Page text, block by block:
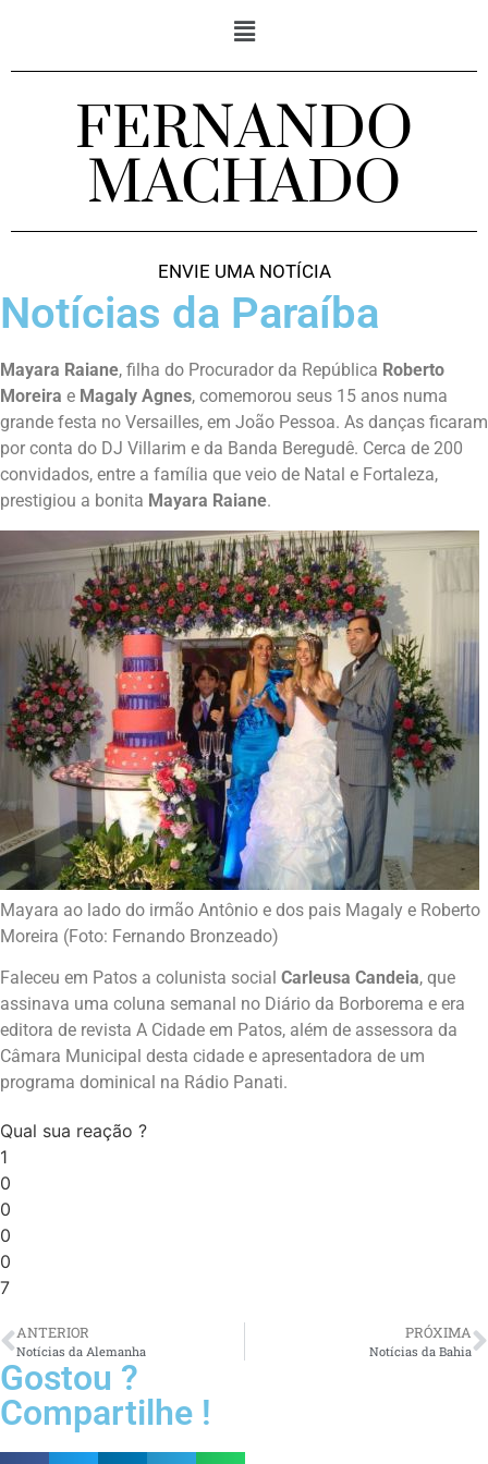
FERNANDO
MACHADO
ENVIE UMA NOTÍCIA
Notícias da Paraíba
Mayara Raiane, filha do Procurador da República Roberto
Moreira e Magaly Agnes, comemorou seus 15 anos numa
grande festa no Versailles, em João Pessoa. As danças ficaram
por conta do DJ Villarim e da Banda Beregudê. Cerca de 200
convidados, entre a família que veio de Natal e Fortaleza,
prestigiou a bonita Mayara Raiane.
Mayara ao lado do irmão Antônio e dos pais Magaly e Roberto
Moreira (Foto: Fernando Bronzeado)
Faleceu em Patos a colunista social Carleusa Candeia, que
assinava uma coluna semanal no Diário da Borborema e era
editora de revista A Cidade em Patos, além de assessora da
Câmara Municipal desta cidade e apresentadora de um
programa dominical na Rádio Panati.
Qual sua reação ?
1
0
0
0
0
7
ANTERIOR
Notícias da Alemanha
PRÓXIMA
Notícias da Bahia
Gostou ?
Compartilhe !